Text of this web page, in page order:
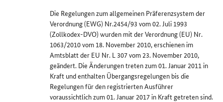
Die Regelungen zum allgemeinen Präferenzsystem der
Verordnung (EWG) Nr.2454/93 vom 02. Juli 1993
(Zollkodex-DVO) wurden mit der Verordnung (EU) Nr.
1063/2010 vom 18. November 2010, erschienen im
Amtsblatt der EU Nr. L 307 vom 23. November 2010,
geändert. Die Änderungen treten zum 01. Januar 2011 in
Kraft und enthalten Übergangsregelungen bis die
Regelungen für den registrierten Ausführer
voraussichtlich zum 01. Januar 2017 in Kraft getreten sind.